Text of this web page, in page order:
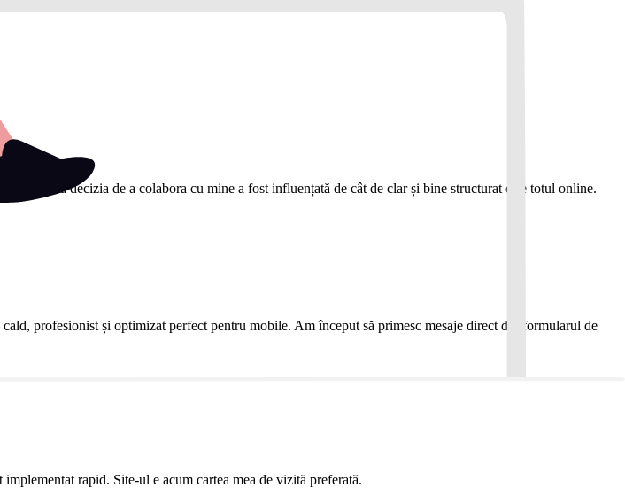
spus că decizia de a colabora cu mine a fost influențată de cât de clar și bine structurat este totul online.
profesionist și optimizat perfect pentru mobile. Am început să primesc mesaje direct din formularul de
rapid. Site-ul e acum cartea mea de vizită preferată.